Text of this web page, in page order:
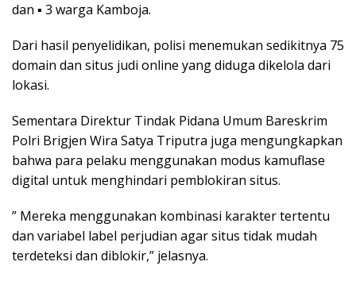
dan ▪️ 3 warga Kamboja.
Dari hasil penyelidikan, polisi menemukan sedikitnya 75
domain dan situs judi online yang diduga dikelola dari
lokasi.
Sementara Direktur Tindak Pidana Umum Bareskrim
Polri Brigjen Wira Satya Triputra juga mengungkapkan
bahwa para pelaku menggunakan modus kamuflase
digital untuk menghindari pemblokiran situs.
” Mereka menggunakan kombinasi karakter tertentu
dan variabel label perjudian agar situs tidak mudah
terdeteksi dan diblokir,” jelasnya.